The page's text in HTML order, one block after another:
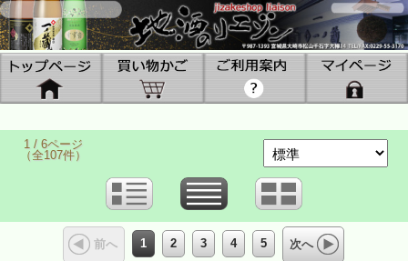
1 / 6ページ
（全107件）
前へ 1 2 3 4 5 次へ